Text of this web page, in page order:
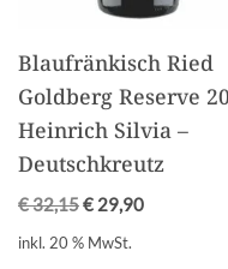
Blaufränkisch Ried
Goldberg Reserve
Heinrich Silvia –
Deutschkreutz
€32,15€ 29,90
inkl. 20 % MwSt.